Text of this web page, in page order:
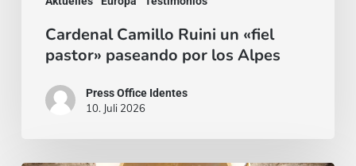
Cardenal Camillo Ruini un «fiel
pastor» paseando por los Alpes
Press Office Identes
10. Juli 2026